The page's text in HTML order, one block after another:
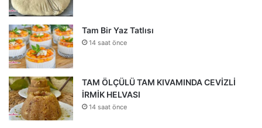
Tam Bir Yaz Tatlısı
14 saat önce
TAM ÖLÇÜLÜ TAM KIVAMINDA CEVİZLİ
İRMİK HELVASI
14 saat önce